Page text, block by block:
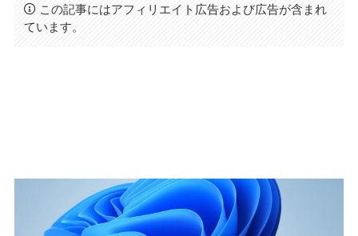
この記事にはアフィリエイト広告および広告が含まれ
ています。